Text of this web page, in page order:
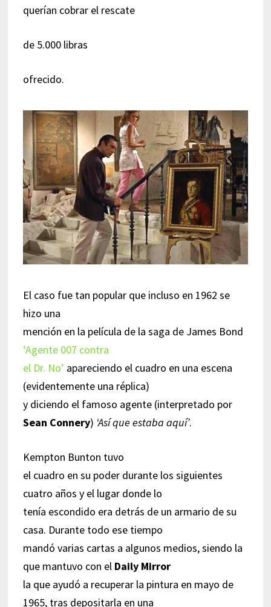
querían cobrar el rescate
de 5.000 libras
ofrecido.
El caso fue tan popular que incluso en 1962 se
hizo una
mención en la película de la saga de James Bond
‘Agente 007 contra
el Dr. No’ apareciendo el cuadro en una escena
(evidentemente una réplica)
y diciendo el famoso agente (interpretado por
Sean Connery) ‘Así que estaba aquí’.
Kempton Bunton tuvo
el cuadro en su poder durante los siguientes
cuatro años y el lugar donde lo
tenía escondido era detrás de un armario de su
casa. Durante todo ese tiempo
mandó varias cartas a algunos medios, siendo la
que mantuvo con el Daily Mirror
la que ayudó a recuperar la pintura en mayo de
1965, tras depositarla en una